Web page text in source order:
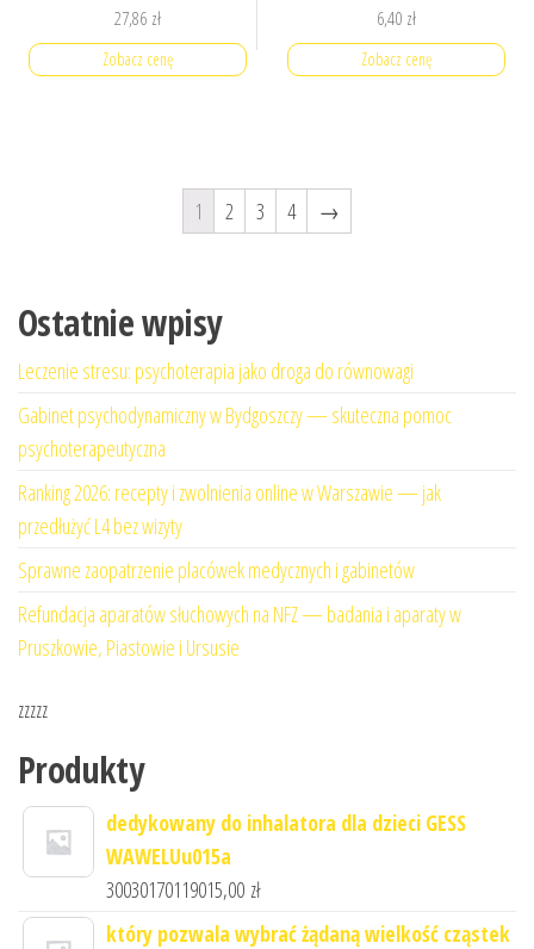
27,86 zł
Zobacz cenę
6,40 zł
Zobacz cenę
1 2 3 4 →
Ostatnie wpisy
Leczenie stresu: psychoterapia jako droga do równowagi
Gabinet psychodynamiczny w Bydgoszczy — skuteczna pomoc
psychoterapeutyczna
Ranking 2026: recepty i zwolnienia online w Warszawie — jak
przedłużyć L4 bez wizyty
Sprawne zaopatrzenie placówek medycznych i gabinetów
Refundacja aparatów słuchowych na NFZ — badania i aparaty w
Pruszkowie, Piastowie i Ursusie
zzzzz
Produkty
dedykowany do inhalatora dla dzieci GESS
WAWELUu015a
30030170119015,00 zł
który pozwala wybrać żądaną wielkość cząstek